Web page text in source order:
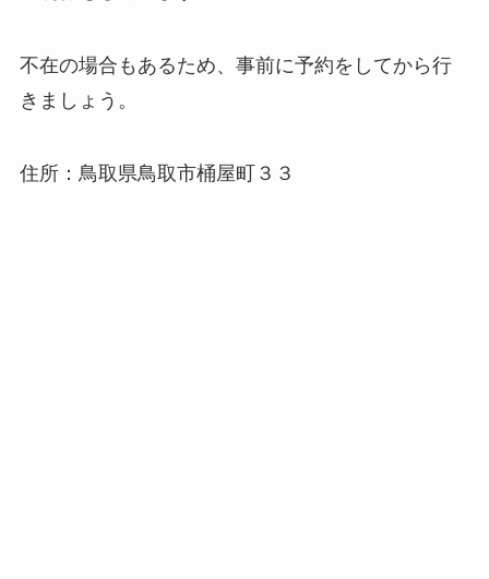
不在の場合もあるため、事前に予約をしてから行
きましょう。
住所：鳥取県鳥取市桶屋町３３